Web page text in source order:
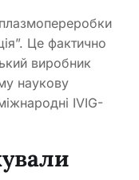
Це фактично
виробник
наукову
IVIG-